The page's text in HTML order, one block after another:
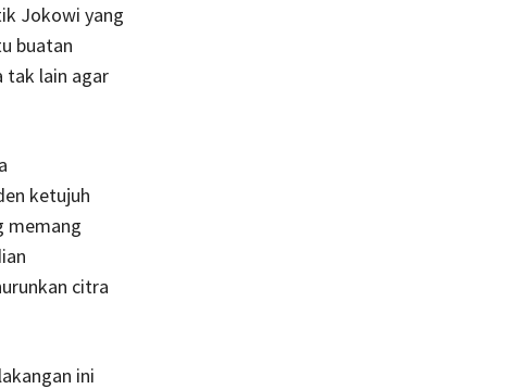
Jokowi yang
buatan
tak lain agar
ketujuh
memang
citra
ini